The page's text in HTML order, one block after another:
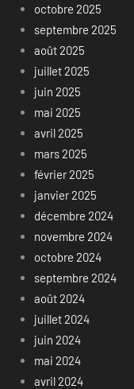
octobre 2025
septembre 2025
août 2025
juillet 2025
juin 2025
mai 2025
avril 2025
mars 2025
février 2025
janvier 2025
décembre 2024
novembre 2024
octobre 2024
septembre 2024
août 2024
juillet 2024
juin 2024
mai 2024
avril 2024